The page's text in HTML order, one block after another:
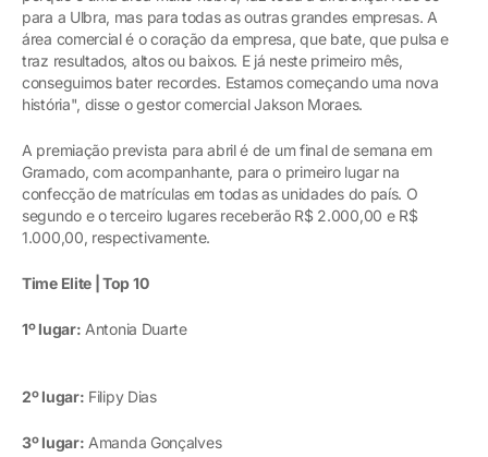
para a Ulbra, mas para todas as outras grandes empresas. A
área comercial é o coração da empresa, que bate, que pulsa e
traz resultados, altos ou baixos. E já neste primeiro mês,
conseguimos bater recordes. Estamos começando uma nova
história", disse o gestor comercial Jakson Moraes.
A premiação prevista para abril é de um final de semana em
Gramado, com acompanhante, para o primeiro lugar na
confecção de matrículas em todas as unidades do país. O
segundo e o terceiro lugares receberão R$ 2.000,00 e R$
1.000,00, respectivamente.
Time Elite | Top 10
1º lugar: Antonia Duarte
2º lugar: Filipy Dias
3º lugar: Amanda Gonçalves